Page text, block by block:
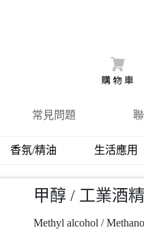
常見問題
香氛/精油 生活應用
甲醇 / 工業酒精
Methyl alcohol /